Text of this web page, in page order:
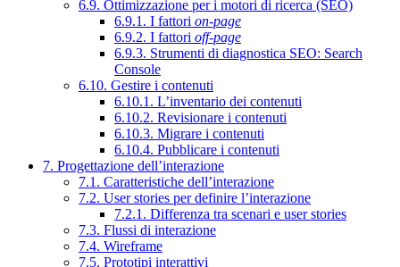
6.9. Ottimizzazione per i motori di ricerca (SEO)
6.9.1. I fattori on-page
6.9.2. I fattori off-page
6.9.3. Strumenti di diagnostica SEO: Search
Console
6.10. Gestire i contenuti
6.10.1. L’inventario dei contenuti
6.10.2. Revisionare i contenuti
6.10.3. Migrare i contenuti
6.10.4. Pubblicare i contenuti
7. Progettazione dell’interazione
7.1. Caratteristiche dell’interazione
7.2. User stories per definire l’interazione
7.2.1. Differenza tra scenari e user stories
7.3. Flussi di interazione
7.4. Wireframe
7.5. Prototipi interattivi